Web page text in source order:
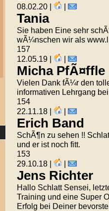
08.02.20 |
|
Tania
Sie haben Eine sehr
wÃ¼nschen wir als
157
12.05.19 |
|
Micha PfÃ¤ffle
Vielen Dank fÃ¼r den
informativen Lehrgang
154
22.11.18 |
|
Erich Band
SchÃ¶n zu sehen !!
und er ist noch fitt.
153
29.10.18 |
|
Jens Richter
Hallo Schlatt Sensei,
Training und eine Super
Erfolg bei Deiner